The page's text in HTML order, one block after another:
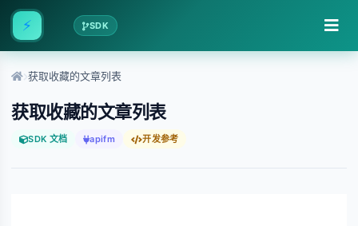
⚡ SDK
获取收藏的文章列表
获取收藏的文章列表
SDK 文档 apifm 开发参考